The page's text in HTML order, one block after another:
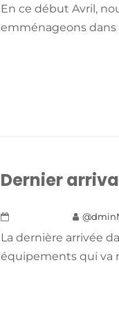
En ce début Avril,
emménageons dans
Dernier
La dernière arrivée
équipements qui va